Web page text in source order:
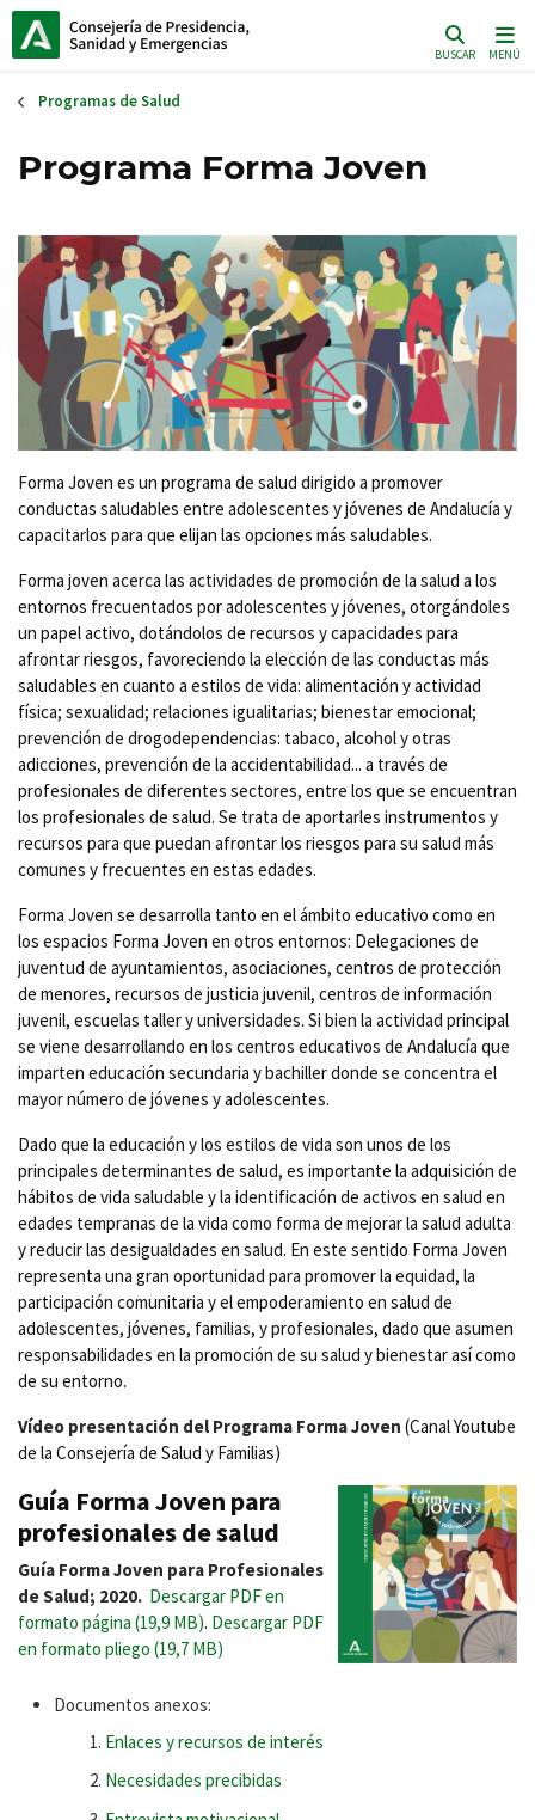
BUSCAR MENÚ
Programas de Salud
Programa Forma Joven
Forma Joven es un programa de salud dirigido a promover
conductas saludables entre adolescentes y jóvenes de Andalucía y
capacitarlos para que elijan las opciones más saludables.
Forma joven acerca las actividades de promoción de la salud a los
entornos frecuentados por adolescentes y jóvenes, otorgándoles
un papel activo, dotándolos de recursos y capacidades para
afrontar riesgos, favoreciendo la elección de las conductas más
saludables en cuanto a estilos de vida: alimentación y actividad
física; sexualidad; relaciones igualitarias; bienestar emocional;
prevención de drogodependencias: tabaco, alcohol y otras
adicciones, prevención de la accidentabilidad... a través de
profesionales de diferentes sectores, entre los que se encuentran
los profesionales de salud. Se trata de aportarles instrumentos y
recursos para que puedan afrontar los riesgos para su salud más
comunes y frecuentes en estas edades.
Forma Joven se desarrolla tanto en el ámbito educativo como en
los espacios Forma Joven en otros entornos: Delegaciones de
juventud de ayuntamientos, asociaciones, centros de protección
de menores, recursos de justicia juvenil, centros de información
juvenil, escuelas taller y universidades. Si bien la actividad principal
se viene desarrollando en los centros educativos de Andalucía que
imparten educación secundaria y bachiller donde se concentra el
mayor número de jóvenes y adolescentes.
Dado que la educación y los estilos de vida son unos de los
principales determinantes de salud, es importante la adquisición de
hábitos de vida saludable y la identificación de activos en salud en
edades tempranas de la vida como forma de mejorar la salud adulta
y reducir las desigualdades en salud. En este sentido Forma Joven
representa una gran oportunidad para promover la equidad, la
participación comunitaria y el empoderamiento en salud de
adolescentes, jóvenes, familias, y profesionales, dado que asumen
responsabilidades en la promoción de su salud y bienestar así como
de su entorno.
Vídeo presentación del Programa Forma Joven (Canal Youtube
de la Consejería de Salud y Familias)
Guía Forma Joven para
profesionales de salud
Guía Forma Joven para Profesionales
de Salud; 2020. Descargar PDF en
formato página (19,9 MB). Descargar PDF
en formato pliego (19,7 MB)
Documentos anexos:
Enlaces y recursos de interés
Necesidades precibidas